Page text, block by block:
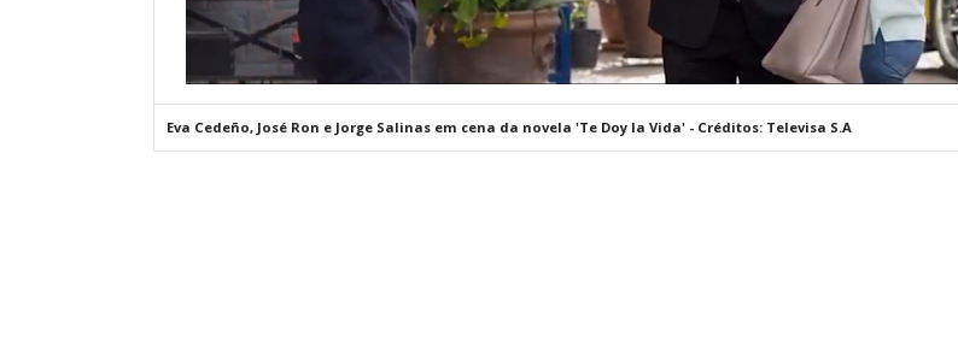
Eva Cedeño, José Ron e Jorge Salinas em cena da novela 'Te Doy la Vida' - Créditos: Televisa S.A